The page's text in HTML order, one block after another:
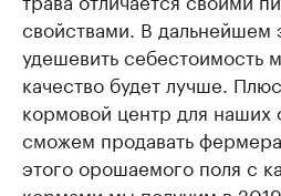
свойствами. В дальнейшем
удешевить себестоимость
качество будет лучше.
кормовой центр для
сможем продавать
этого орошаемого поля с